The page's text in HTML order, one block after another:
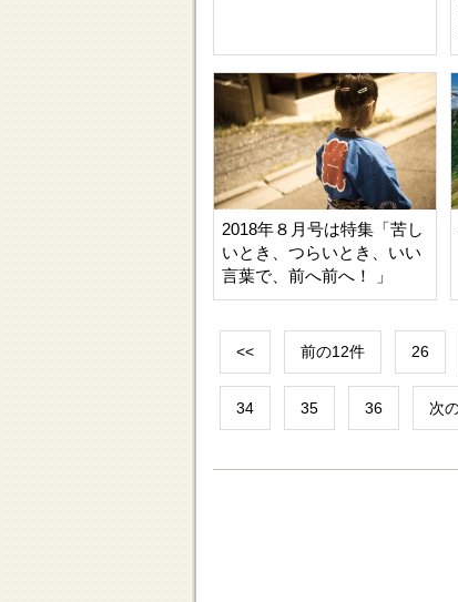
2018年８月号は特集「苦し
いとき、つらいとき、いい
言葉で、前へ前へ！ 」
<< 前の12件 26
34 35 36 次